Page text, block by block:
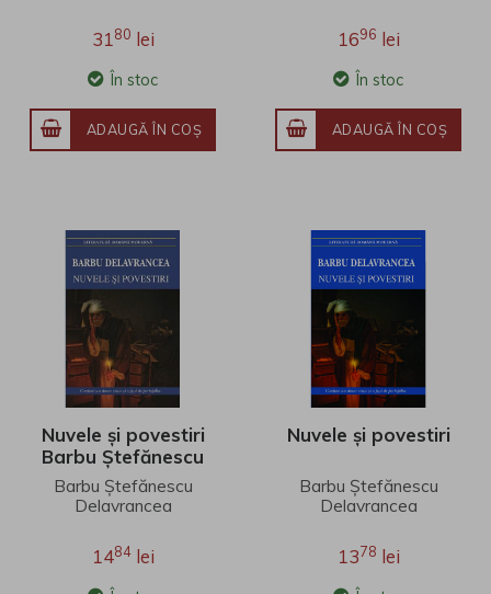
3180 lei
În stoc
ADAUGĂ ÎN COŞ
1696 lei
În stoc
ADAUGĂ ÎN COŞ
Nuvele și povestiri
Barbu Ștefănescu
Delavrancea
Barbu Ștefănescu
Delavrancea
1484lei
Nuvele și povestiri
Barbu Ștefănescu
Delavrancea
1378 lei